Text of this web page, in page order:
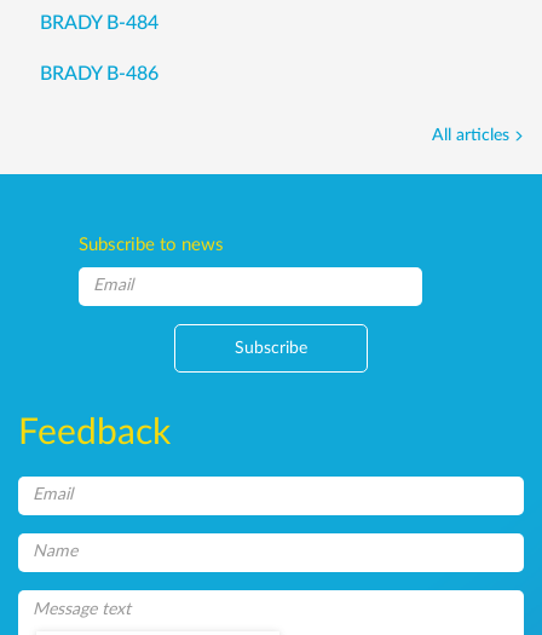
BRADY B-484
BRADY B-486
All articles
Subscribe to news
Subscribe
Feedback